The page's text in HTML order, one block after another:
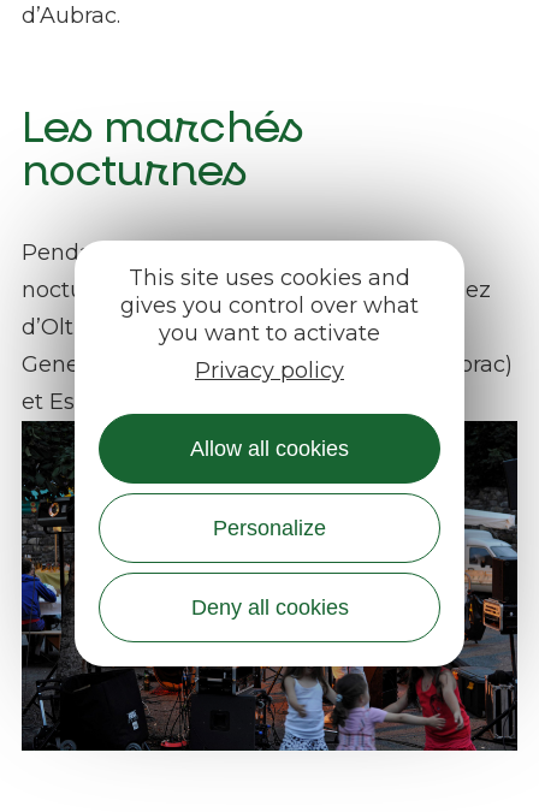
d’Aubrac.
Les marchés
nocturnes
Pendant l’été, retrouvez les marchés
nocturnes à Saint-Côme d’Olt, Saint Geniez
d’Olt et d’Aubrac, Thérondels, Sainte-
Geneviève sur Argence (Argences en Aubrac)
et Estaing.
This site uses cookies and
gives you control over what
you want to activate
Privacy policy
Allow all cookies
Personalize
Deny all cookies